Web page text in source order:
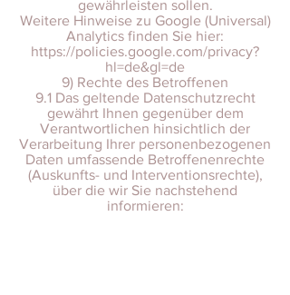
gewährleisten sollen.
Weitere Hinweise zu Google (Universal)
Analytics finden Sie hier:
https://policies.google.com/privacy?
hl=de&gl=de
9) Rechte des Betroffenen
9.1 Das geltende Datenschutzrecht
gewährt Ihnen gegenüber dem
Verantwortlichen hinsichtlich der
Verarbeitung Ihrer personenbezogenen
Daten umfassende Betroffenenrechte
(Auskunfts- und Interventionsrechte),
über die wir Sie nachstehend
informieren: